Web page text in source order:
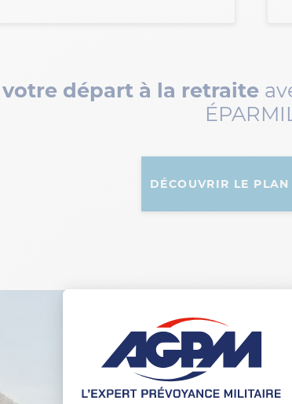
départ à la retraite
DÉCOUVRIR LE